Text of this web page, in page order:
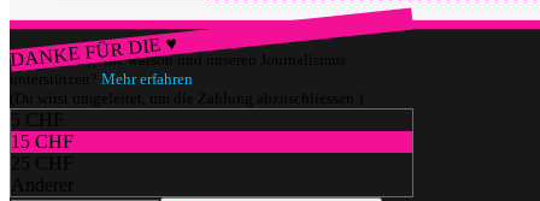
DANKE FÜR DIE ♥
Würdest du gerne watson und unseren Journalismus
unterstützen? Mehr erfahren
(Du wirst umgeleitet, um die Zahlung abzuschliessen.)
5 CHF
15 CHF
25 CHF
Anderer